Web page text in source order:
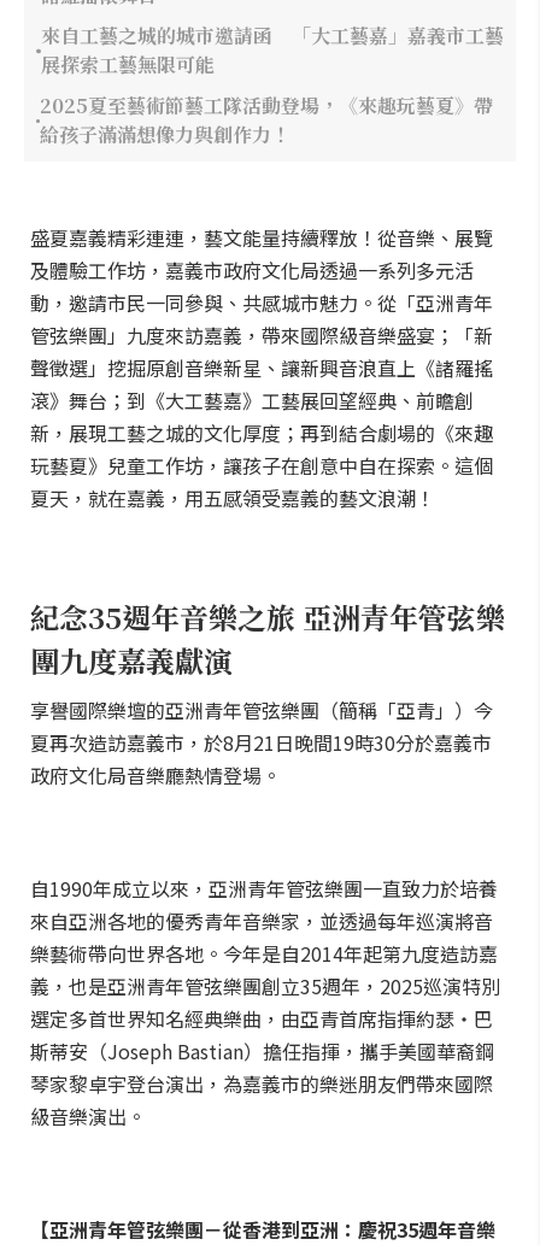
來自工藝之城的城市邀請函 「大工藝嘉」嘉義市工藝
展探索工藝無限可能
2025夏至藝術節藝工隊活動登場，《來趣玩藝夏》帶
給孩子滿滿想像力與創作力！
盛夏嘉義精彩連連，藝文能量持續釋放！從音樂、展覽
及體驗工作坊，嘉義市政府文化局透過一系列多元活
動，邀請市民一同參與、共感城市魅力。從「亞洲青年
管弦樂團」九度來訪嘉義，帶來國際級音樂盛宴；「新
聲徵選」挖掘原創音樂新星、讓新興音浪直上《諸羅搖
滾》舞台；到《大工藝嘉》工藝展回望經典、前瞻創
新，展現工藝之城的文化厚度；再到結合劇場的《來趣
玩藝夏》兒童工作坊，讓孩子在創意中自在探索。這個
夏天，就在嘉義，用五感領受嘉義的藝文浪潮！
紀念35週年音樂之旅 亞洲青年管弦樂
團九度嘉義獻演
享譽國際樂壇的亞洲青年管弦樂團（簡稱「亞青」）今
夏再次造訪嘉義市，於8月21日晚間19時30分於嘉義市
政府文化局音樂廳熱情登場。
自1990年成立以來，亞洲青年管弦樂團一直致力於培養
來自亞洲各地的優秀青年音樂家，並透過每年巡演將音
樂藝術帶向世界各地。今年是自2014年起第九度造訪嘉
義，也是亞洲青年管弦樂團創立35週年，2025巡演特別
選定多首世界知名經典樂曲，由亞青首席指揮約瑟‧巴
斯蒂安（Joseph Bastian）擔任指揮，攜手美國華裔鋼
琴家黎卓宇登台演出，為嘉義市的樂迷朋友們帶來國際
級音樂演出。
【亞洲青年管弦樂團－從香港到亞洲：慶祝35週年音樂